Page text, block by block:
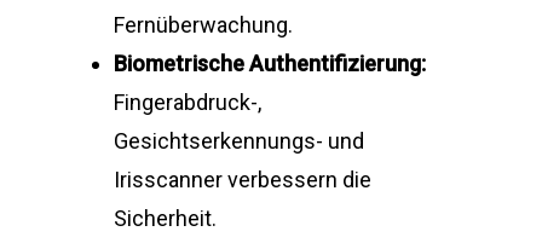
Fernüberwachung.
Biometrische Authentifizierung:
Fingerabdruck-,
Gesichtserkennungs- und
Irisscanner verbessern die
Sicherheit.